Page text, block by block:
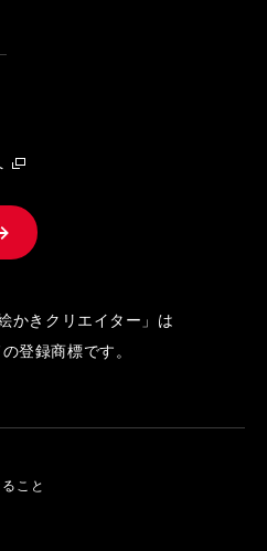
かきクリエイター」は
登録商標です。
こと